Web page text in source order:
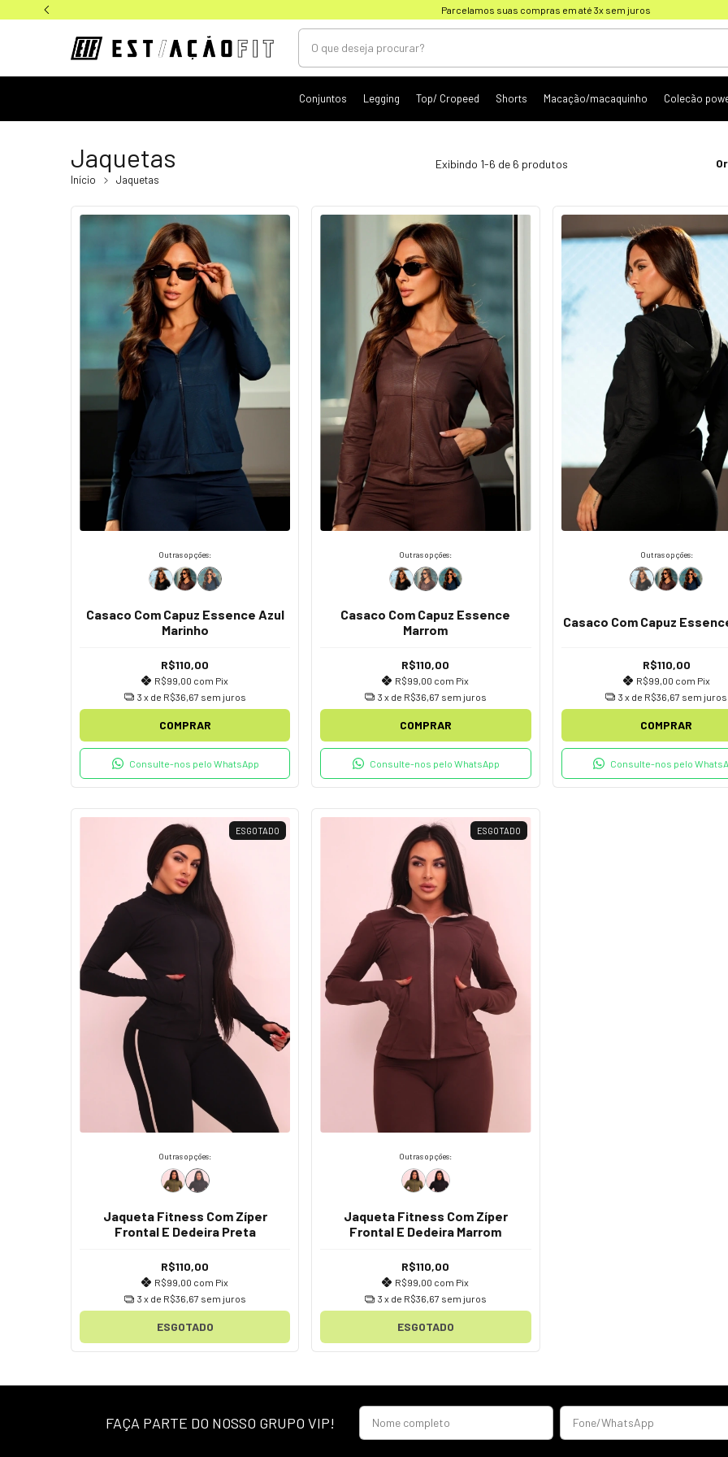
Parcelamos suas compras em até 3x sem juros
Conjuntos Legging Top/ Cropeed Shorts Macação/macaquinho Colecão
Jaquetas
Início Jaquetas
Exibindo 1-6 de 6 produtos
Outras opções:
Casaco Com Capuz Essence Azul
Marinho
R$110,00
R$99,00 com Pix
3 x de R$36,67 sem juros
COMPRAR
Consulte-nos pelo WhatsApp
Outras opções:
Casaco Com Capuz Essence
Marrom
R$110,00
R$99,00 com Pix
3 x de R$36,67 sem juros
COMPRAR
Consulte-nos pelo WhatsApp
Outras opções:
Casaco Com Capuz
R$110,00
R$99,00 com Pix
3 x de R$36,67 sem juros
COMPRAR
Consulte-nos pelo
ESGOTADO
Outras opções:
Jaqueta Fitness Com Zíper
Frontal E Dedeira Preta
R$110,00
R$99,00 com Pix
3 x de R$36,67 sem juros
ESGOTADO
ESGOTADO
Outras opções:
Jaqueta Fitness Com Zíper
Frontal E Dedeira Marrom
R$110,00
R$99,00 com Pix
3 x de R$36,67 sem juros
ESGOTADO
FAÇA PARTE DO NOSSO GRUPO VIP!